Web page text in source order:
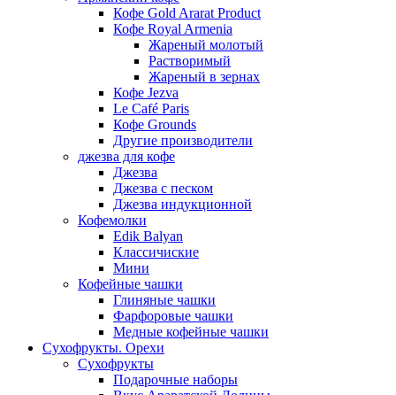
Кофе Gold Ararat Product
Кофе Royal Armenia
Жареный молотый
Растворимый
Жареный в зернах
Кофе Jezva
Le Café Paris
Кофе Grounds
Другие производители
джезва для кофе
Джезва
Джезва с песком
Джезва индукционной
Кофемолки
Edik Balyan
Классичиские
Мини
Кофейные чашки
Глиняные чашки
Фарфоровые чашки
Медные кофейные чашки
Сухофрукты. Орехи
Сухофрукты
Подарочные наборы